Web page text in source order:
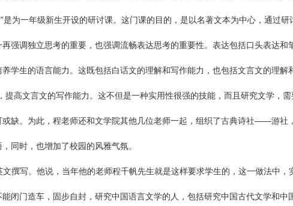
为一年级新生开设的研讨课。这门课的目的，是以名著文本为中心，通过
强调独立思考的重要，也强调流畅表达思考的重要性。表达包括口头表达和
学生的语言能力。这既包括白话文的理解和写作能力，也包括文言文的理解
高文言文的写作能力。这不但是一种实用性很强的技能，而且研究文学，
缺。为此，程老师还和文学院其他几位老师一起，组织了古典诗社——游社
同时，也增加了校园的风雅气氛。
撰写。他说，当年他的老师程千帆先生就是这样要求学生的，这一做法中，
闭门造车，固步自封，研究中国语言文学的人，包括研究中国古代文学和中